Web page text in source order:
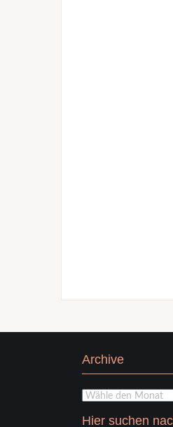
Archive
Archive
Hier suchen